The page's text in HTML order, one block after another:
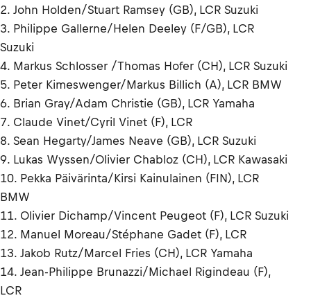
2. John Holden/Stuart Ramsey (GB), LCR Suzuki
3. Philippe Gallerne/Helen Deeley (F/GB), LCR
Suzuki
4. Markus Schlosser /Thomas Hofer (CH), LCR Suzuki
5. Peter Kimeswenger/Markus Billich (A), LCR BMW
6. Brian Gray/Adam Christie (GB), LCR Yamaha
7. Claude Vinet/Cyril Vinet (F), LCR
8. Sean Hegarty/James Neave (GB), LCR Suzuki
9. Lukas Wyssen/Olivier Chabloz (CH), LCR Kawasaki
10. Pekka Päivärinta/Kirsi Kainulainen (FIN), LCR
BMW
11. Olivier Dichamp/Vincent Peugeot (F), LCR Suzuki
12. Manuel Moreau/Stéphane Gadet (F), LCR
13. Jakob Rutz/Marcel Fries (CH), LCR Yamaha
14. Jean-Philippe Brunazzi/Michael Rigindeau (F),
LCR